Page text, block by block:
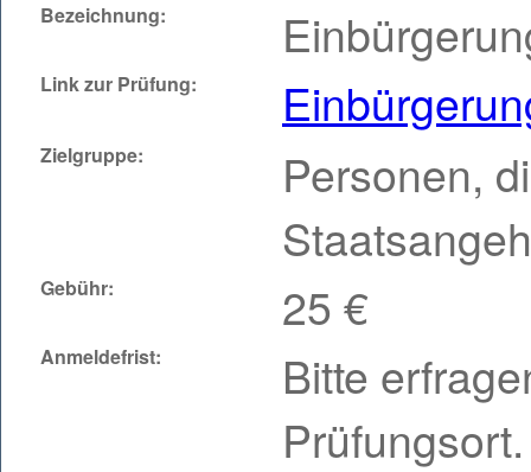
Bezeichnung:
Link zur Prüfung:
Zielgruppe:
Personen,
Gebühr: 25 €
Anmeldefrist:
Bitte
Prüfungsort.